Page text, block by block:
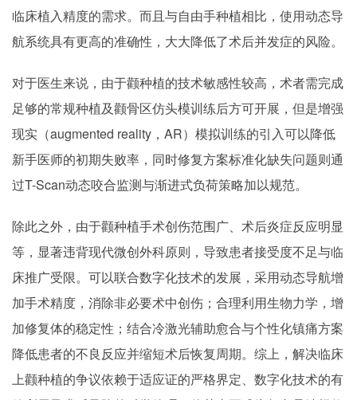
临床植入精度的需求。而且与自由手种植相比，使用动态导
航系统具有更高的准确性，大大降低了术后并发症的风险。
对于医生来说，由于颧种植的技术敏感性较高，术者需完成
足够的常规种植及颧骨区仿头模训练后方可开展，但是增强
现实（augmented reality，AR）模拟训练的引入可以降低
新手医师的初期失败率，同时修复方案标准化缺失问题则通
过T-Scan动态咬合监测与渐进式负荷策略加以规范。
除此之外，由于颧种植手术创伤范围广、术后炎症反应明显
等，显著违背现代微创外科原则，导致患者接受度不足与临
床推广受限。可以联合数字化技术的发展，采用动态导航增
加手术精度，消除非必要术中创伤；合理利用生物力学，增
加修复体的稳定性；结合冷激光辅助愈合与个性化镇痛方案
降低患者的不良反应并缩短术后恢复周期。综上，解决临床
上颧种植的争议依赖于适应证的严格界定、数字化技术的有